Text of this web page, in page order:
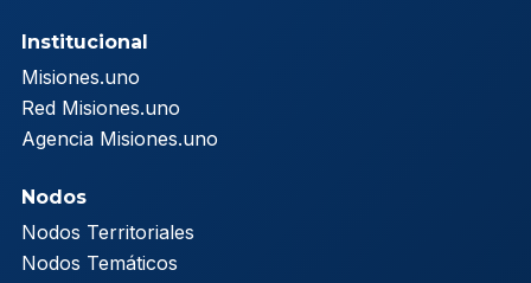
Institucional
Misiones.uno
Red Misiones.uno
Agencia Misiones.uno
Nodos
Nodos Territoriales
Nodos Temáticos